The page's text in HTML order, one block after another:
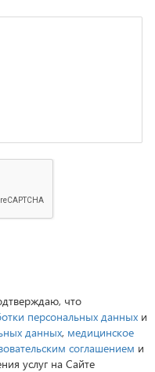
что
персональных данных и
данных, медицинское
соглашением и
услуг на Сайте